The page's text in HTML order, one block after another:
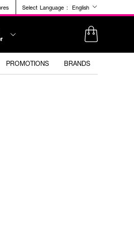
Select Language : English
PROMOTIONS BRANDS